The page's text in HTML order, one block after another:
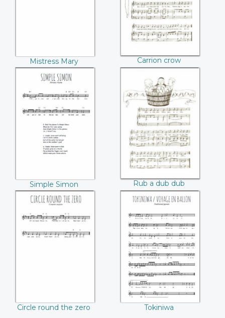
Mistress Mary Carrion crow
Simple Simon
Rub a dub dub
Rub a dub dub
Circle round the
zero
Circle round the zero
Tokiniwa
Tokiniwa